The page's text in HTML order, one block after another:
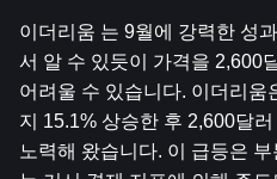
이더리움 는 9월에 강력한 성
서 알 수 있듯이 가격을 2,600
어려울 수 있습니다. 이더리
지 15.1% 상승한 후 2,600달
노력해 왔습니다. 이 급등은